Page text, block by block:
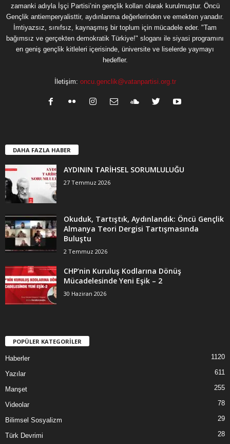
zamanki adıyla İşçi Partisi’nin gençlik kolları olarak kurulmuştur. Öncü
Gençlik antiemperyalisttir, aydınlanma değerlerinden ve emekten yanadır.
İmtiyazsız, sınıfsız, kaynaşmış bir toplum için mücadele eder. "Tam
bağımsız ve gerçekten demokratik Türkiye!" sloganı ile siyasi programını
en geniş gençlik kitleleri içerisinde, üniversite ve liselerde yaymayı
hedefler.
İletişim: oncu.genclik@vatanpartisi.org.tr
DAHA FAZLA HABER
AYDININ TARİHSEL SORUMLULUĞU
27 Temmuz 2026
Okuduk, Tartıştık, Aydınlandık: Öncü Gençlik
Almanya Teori Dergisi Tartışmasında
Buluştu
2 Temmuz 2026
CHP’nin Kuruluş Kodlarına Dönüş
Mücadelesinde Yeni Eşik – 2
30 Haziran 2026
POPÜLER KATEGORİLER
Haberler 1120
Yazılar 611
Manşet 255
Videolar 78
Bilimsel Sosyalizm 29
Türk Devrimi 28